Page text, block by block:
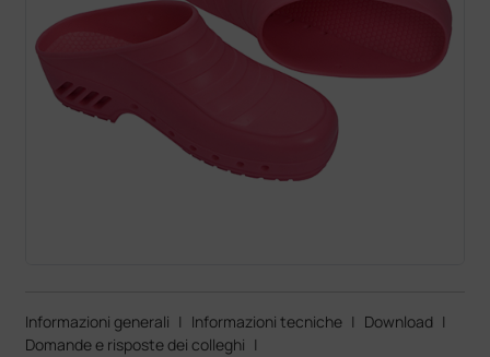
Informazioni generali | Informazioni tecniche | Download |
Domande e risposte dei colleghi |